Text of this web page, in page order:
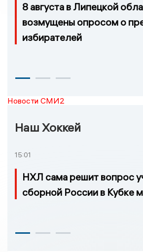
8 августа в Липецкой
возмущены опросом о
избирателей
Новости СМИ2
Наш Хоккей
15:01
НХЛ сама решит вопрос
сборной России в Кубке